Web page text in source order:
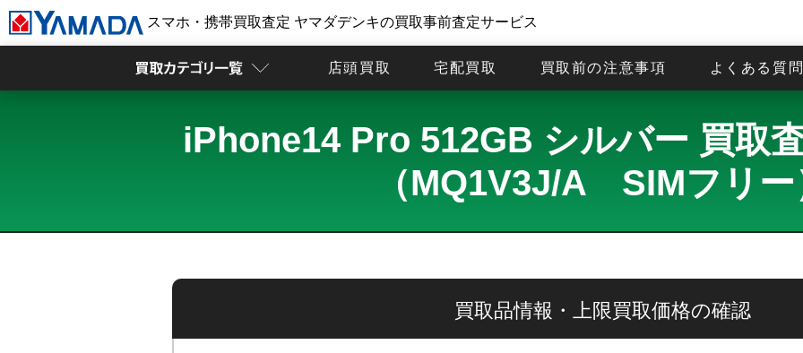
スマホ・携帯買取査定 ヤマダデンキの買取事前査定サービス
店頭買取 宅配買取 買取前の注意事項 よくある質
iPhone14 Pro 512GB シルバー 買取
（MQ1V3J/A SIMフリー
買取品情報・上限買取価格の確認